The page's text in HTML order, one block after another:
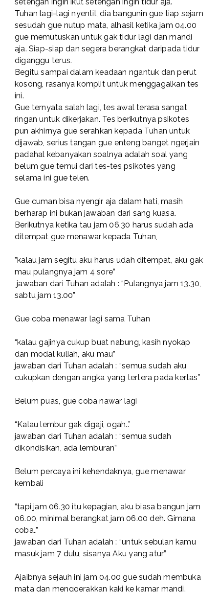
Tuhan lagi-lagi nyentil, dia bangunin gue tiap sejam
sesudah gue nutup mata, alhasil ketika jam 04.00
gue memutuskan untuk gak tidur lagi dan mandi
aja. Siap-siap dan segera berangkat daripada tidur
diganggu terus.
Begitu sampai dalam keadaan ngantuk dan perut
kosong, rasanya komplit untuk menggagalkan tes
ini.
Gue ternyata salah lagi, tes awal terasa sangat
ringan untuk dikerjakan. Tes berikutnya psikotes
pun akhirnya gue serahkan kepada Tuhan untuk
dijawab, serius tangan gue enteng banget ngerjain
padahal kebanyakan soalnya adalah soal yang
belum gue temui dari tes-tes psikotes yang
selama ini gue telen.
Gue cuman bisa nyengir aja dalam hati, masih
berharap ini bukan jawaban dari sang kuasa.
Berikutnya ketika tau jam 06.30 harus sudah ada
ditempat gue menawar kepada Tuhan,
”kalau jam segitu aku harus udah ditempat, aku gak
mau pulangnya jam 4 sore”
jawaban dari Tuhan adalah : “Pulangnya jam 13.30,
sabtu jam 13.00”
Gue coba menawar lagi sama Tuhan
“kalau gajinya cukup buat nabung, kasih nyokap
dan modal kuliah, aku mau”
jawaban dari Tuhan adalah : “semua sudah aku
cukupkan dengan angka yang tertera pada kertas”
Belum puas, gue coba nawar lagi
“Kalau lembur gak digaji, ogah..”
jawaban dari Tuhan adalah : “semua sudah
dikondisikan, ada lemburan”
Belum percaya ini kehendaknya, gue menawar
kembali
“tapi jam 06.30 itu kepagian, aku biasa bangun jam
06.00, minimal berangkat jam 06.00 deh. Gimana
coba..”
jawaban dari Tuhan adalah : “untuk sebulan kamu
masuk jam 7 dulu, sisanya Aku yang atur”
Ajaibnya sejauh ini jam 04.00 gue sudah membuka
mata dan menggerakkan kaki ke kamar mandi.